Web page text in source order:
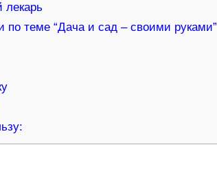
лекарь
по теме “Дача и сад – своими руками”